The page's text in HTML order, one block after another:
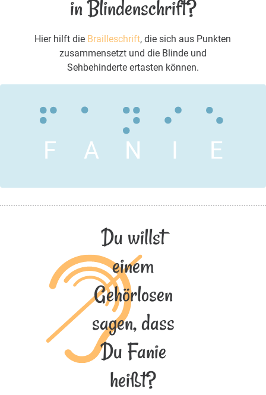
in Blindenschrift?
Hier hilft die Brailleschrift, die sich aus Punkten
zusammensetzt und die Blinde und
Sehbehinderte ertasten können.
F A N I E
Du willst
einem
Gehörlosen
sagen, dass
Du Fanie
heißt?